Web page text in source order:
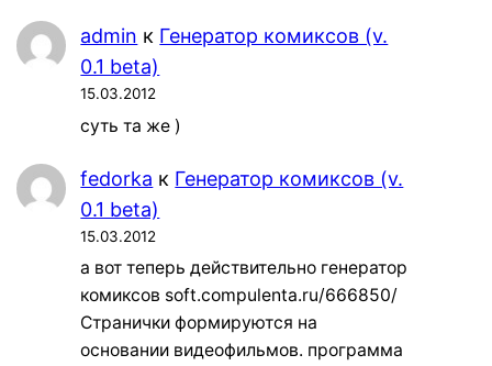
admin к Генератор комиксов (v.
0.1 beta)
15.03.2012
суть та же )
fedorka к Генератор комиксов (v.
0.1 beta)
15.03.2012
а вот теперь действительно генератор
комиксов soft.compulenta.ru/666850/
Странички формируются на
основании видеофильмов. программа